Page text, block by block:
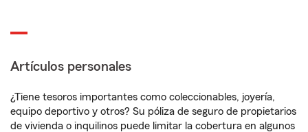
Artículos personales
¿Tiene tesoros importantes como coleccionables, joyería,
equipo deportivo y otros? Su póliza de seguro de propietarios
de vivienda o inquilinos puede limitar la cobertura en algunos